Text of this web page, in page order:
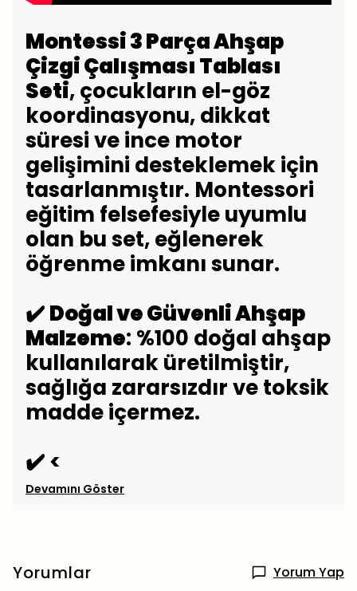
Montessi 3 Parça Ahşap
Çizgi Çalışması Tablası
Seti, çocukların el-göz
koordinasyonu, dikkat
süresi ve ince motor
gelişimini desteklemek için
tasarlanmıştır. Montessori
eğitim felsefesiyle uyumlu
olan bu set, eğlenerek
öğrenme imkanı sunar.
✔️Doğal ve Güvenli Ahşap
Malzeme: %100 doğal ahşap
kullanılarak üretilmiştir,
sağlığa zararsızdır ve toksik
madde içermez.
✔️ <
Devamını Göster
Yorumlar Yorum Yap